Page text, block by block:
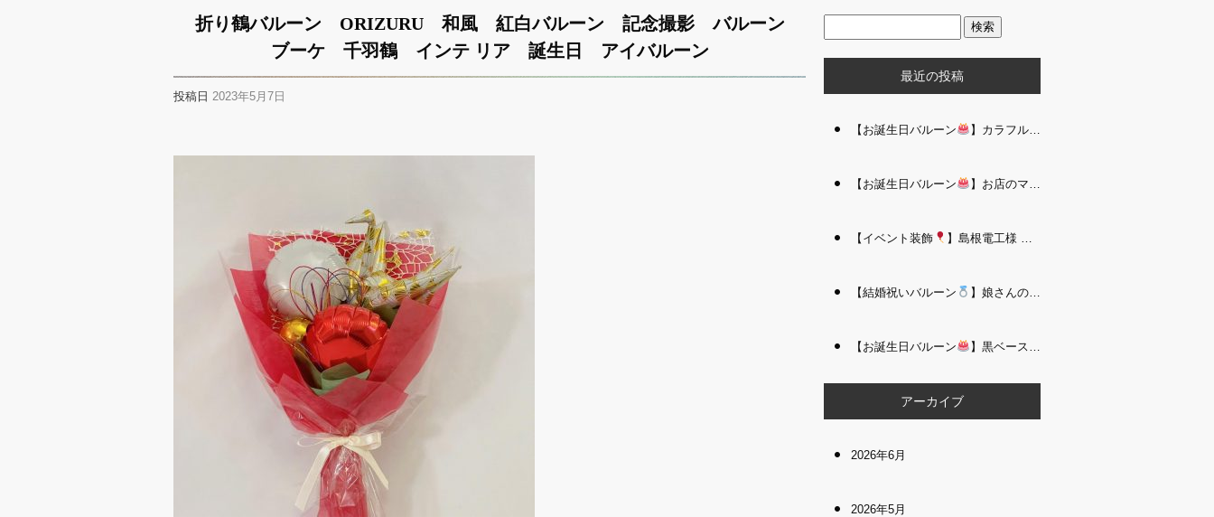
折り鶴バルーン ORIZURU 和風 紅白バルーン 記念撮影 バルーン
ブーケ 千羽鶴 インテ リア 誕生日 アイバルーン
投稿日 2023年5月7日
最近の投稿
【お誕生日バルーン 】カラフルで存在感たっぷりのバルーンタワー｜松江 i Balloo n
【お誕生日バルーン 】お店のママさんへの華やかなお祝いに｜シャンパン付き豪 華バルーンアレンジメント｜松江 i Balloon
【イベント装飾 】島根電工様 お客様感謝祭｜入口アーチ＆キッズコーナー装飾 を担当しました｜松江 i Balloon
【結婚祝いバルーン 】娘さんのご結婚祝いに｜ウェディングベアとフラワーイン バルーンが華やかなバルーンアレンジメント｜松江 i Balloon
【お誕生日バルーン 】黒ベース×ヒョウ柄がおしゃれ
アーカイブ
2026年6月
2026年5月